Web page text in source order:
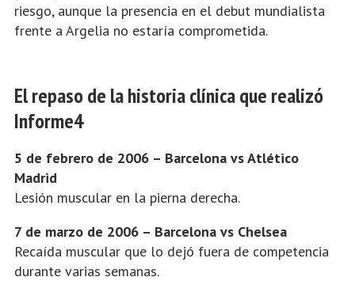
riesgo, aunque la presencia en el debut mundialista
frente a Argelia no estaría comprometida.
El repaso de la historia clínica que realizó
Informe4
5 de febrero de 2006 – Barcelona vs Atlético
Madrid
Lesión muscular en la pierna derecha.
7 de marzo de 2006 – Barcelona vs Chelsea
Recaída muscular que lo dejó fuera de competencia
durante varias semanas.